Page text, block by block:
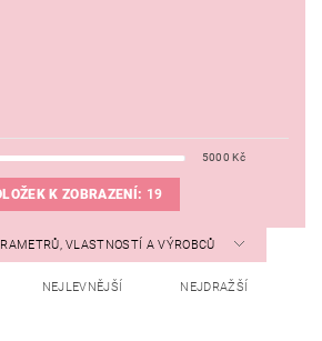
5000 Kč
K ZOBRAZENÍ: 19
VLASTNOSTÍ A VÝROBCŮ
NEJLEVNĚJŠÍ NEJDRAŽŠÍ